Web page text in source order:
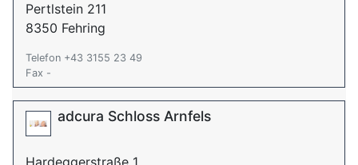
Pertlstein 211
8350 Fehring
Telefon +43 3155 23 49
Fax -
adcura Schloss Arnfels
Hardeggerstraße 1